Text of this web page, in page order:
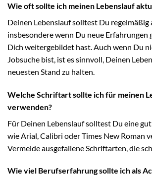
Wie oft sollte ich meinen Lebenslauf
Deinen Lebenslauf solltest Du regelmäßig
insbesondere wenn Du neue Erfahrungen
Dich weitergebildet hast. Auch wenn Du
Jobsuche bist, ist es sinnvoll, Deinen
neuesten Stand zu halten.
Welche Schriftart sollte ich für meinen
verwenden?
Für Deinen Lebenslauf solltest Du eine
wie Arial, Calibri oder Times New Roman
Vermeide ausgefallene Schriftarten, die
Wie viel Berufserfahrung sollte ich als